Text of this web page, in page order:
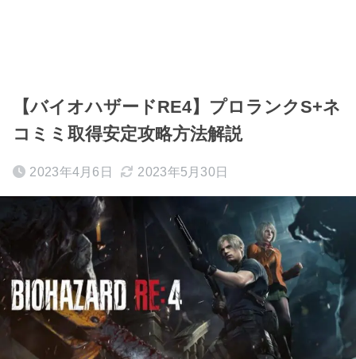
【バイオハザードRE4】プロランクS+ネ
コミミ取得安定攻略方法解説
2023年4月6日 2023年5月30日